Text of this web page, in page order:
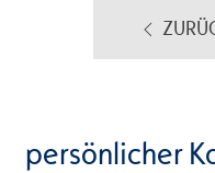
persönlicher